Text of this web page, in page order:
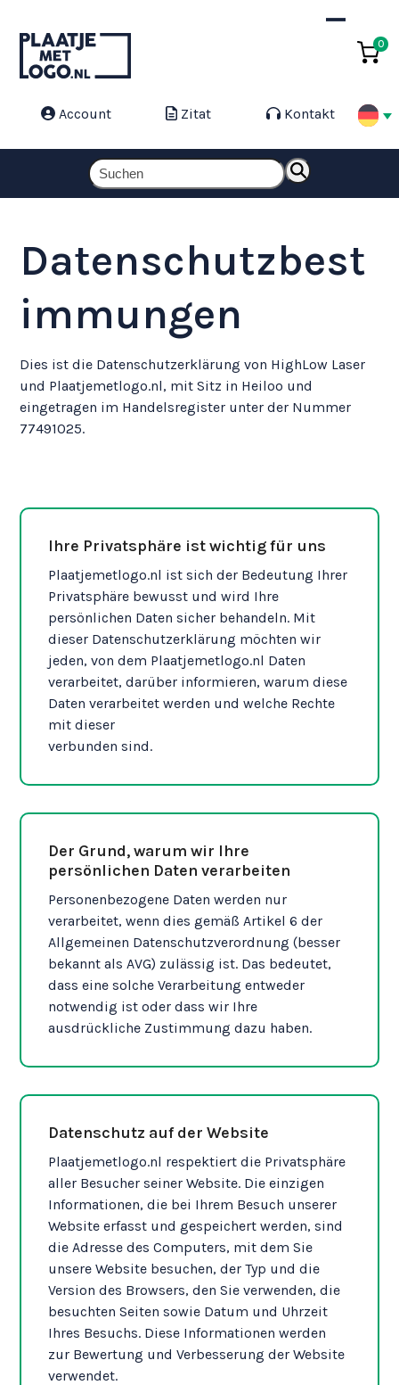
content
Account Zitat Kontakt
0
Open
mobile
menu
Close
mobile
menu
Suchen
Datenschutzbest
immungen
Dies ist die Datenschutzerklärung von HighLow Laser
und Plaatjemetlogo.nl, mit Sitz in Heiloo und
eingetragen im Handelsregister unter der Nummer
77491025.
Ihre Privatsphäre ist wichtig für uns
Plaatjemetlogo.nl ist sich der Bedeutung Ihrer
Privatsphäre bewusst und wird Ihre
persönlichen Daten sicher behandeln. Mit
dieser Datenschutzerklärung möchten wir
jeden, von dem Plaatjemetlogo.nl Daten
verarbeitet, darüber informieren, warum diese
Daten verarbeitet werden und welche Rechte
mit dieser
verbunden sind.
Der Grund, warum wir Ihre
persönlichen Daten verarbeiten
Personenbezogene Daten werden nur
verarbeitet, wenn dies gemäß Artikel 6 der
Allgemeinen Datenschutzverordnung (besser
bekannt als AVG) zulässig ist. Das bedeutet,
dass eine solche Verarbeitung entweder
notwendig ist oder dass wir Ihre
ausdrückliche Zustimmung dazu haben.
Datenschutz auf der Website
Plaatjemetlogo.nl respektiert die Privatsphäre
aller Besucher seiner Website. Die einzigen
Informationen, die bei Ihrem Besuch unserer
Website erfasst und gespeichert werden, sind
die Adresse des Computers, mit dem Sie
unsere Website besuchen, der Typ und die
Version des Browsers, den Sie verwenden, die
besuchten Seiten sowie Datum und Uhrzeit
Ihres Besuchs. Diese Informationen werden
zur Bewertung und Verbesserung der Website
verwendet.